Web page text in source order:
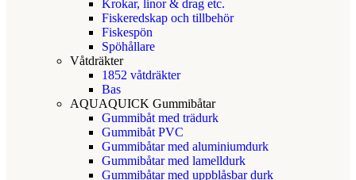
Krokar, linor & drag etc.
Fiskeredskap och tillbehör
Fiskespön
Spöhållare
Våtdräkter
1852 våtdräkter
Bas
AQUAQUICK Gummibåtar
Gummibåt med trädurk
Gummibåt PVC
Gummibåtar med aluminiumdurk
Gummibåtar med lamelldurk
Gummibåtar med uppblåsbar durk